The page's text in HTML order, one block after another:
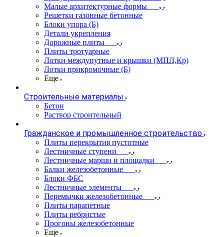
Малые архитектурные формы
Решетки газонные бетонные
Блоки упора (Б)
Детали укрепления
Дорожные плиты
Плиты тротуарные
Лотки междупутные и крышки (МПЛ,Кр)
Лотки прикромочные (Б)
Еще
Строительные материалы
Бетон
Раствор строительный
Гражданское и промышленное строительство
Плиты перекрытия пустотные
Лестничные ступени
Лестничные марши и площадки
Балки железобетонные
Блоки ФБС
Лестничные элементы
Перемычки железобетонные
Плиты парапетные
Плиты ребристые
Прогоны железобетонные
Еще